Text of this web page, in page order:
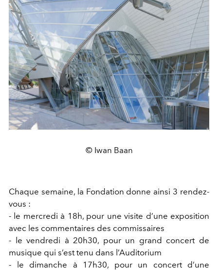
© Iwan Baan
Chaque semaine, la Fondation donne ainsi 3 rendez-
vous :
- le mercredi à 18h, pour une visite d’une exposition
avec les commentaires des commissaires
- le vendredi à 20h30, pour un grand concert de
musique qui s’est tenu dans l’Auditorium
- le dimanche à 17h30, pour un concert d’une